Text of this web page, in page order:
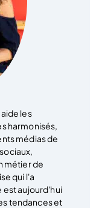
les
harmonisés,
médias de
métier de
qui l'a
est aujourd'hui
tendances et